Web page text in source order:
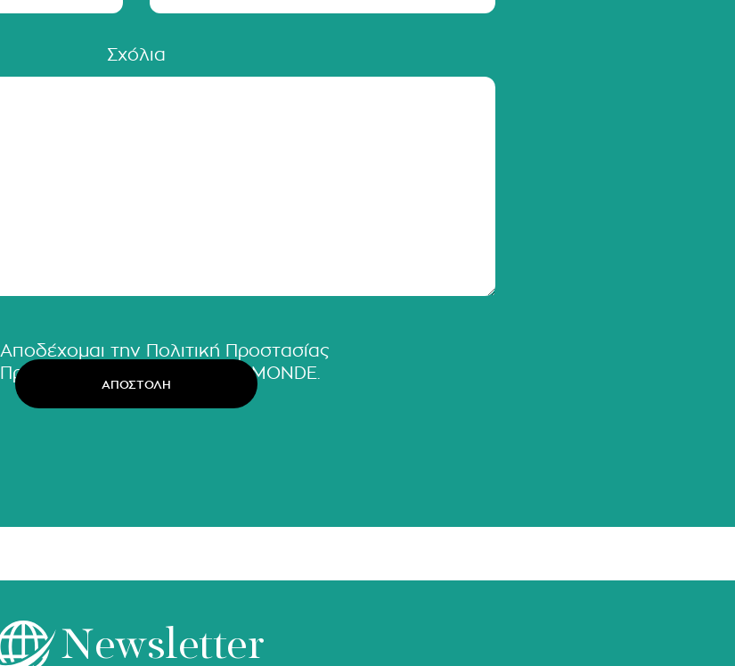
Σχόλια
Αποδέχομαι την Πολιτική Προστασίας
Προσωπικών Δεδομένων LΕ MONDE.
Newsletter